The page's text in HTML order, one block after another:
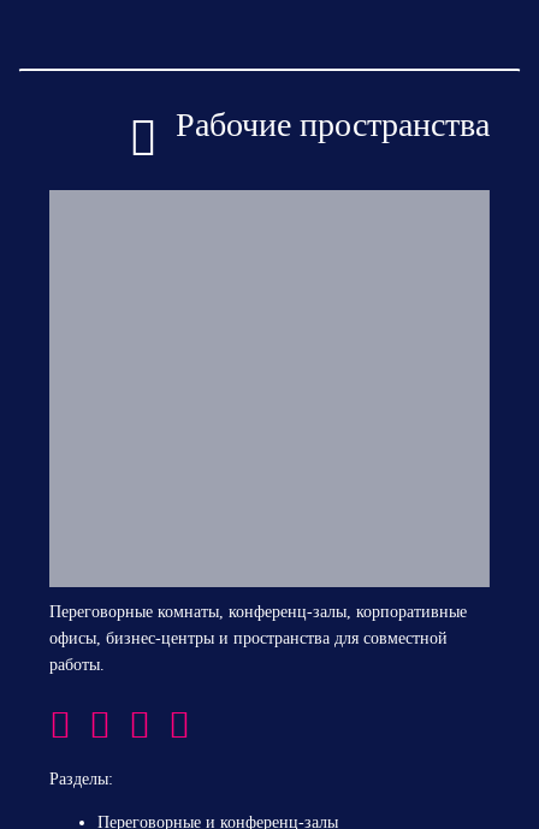
Рабочие пространства
Переговорные комнаты, конференц-залы, корпоративные
офисы, бизнес-центры и пространства для совместной
работы.
Разделы:
Переговорные и конференц-залы